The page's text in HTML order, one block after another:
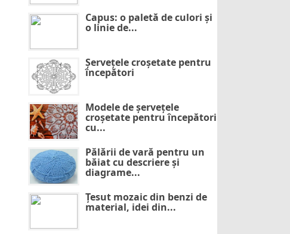
Capus: o paletă de culori și
o linie de...
Șervețele croșetate pentru
începători
Modele de șervețele
croșetate pentru începători
cu...
Pălării de vară pentru un
băiat cu descriere și
diagrame...
Țesut mozaic din benzi de
material, idei din...